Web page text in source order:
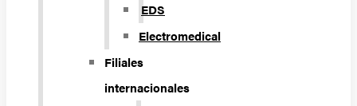
EDS
Electromedical
Filiales
internacionales